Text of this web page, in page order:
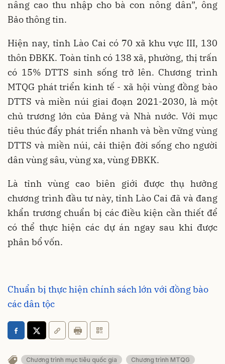
nâng cao thu nhập cho bà con nông dân”, ông
Bảo thông tin.
Hiện nay, tỉnh Lào Cai có 70 xã khu vực III, 130
thôn ĐBKK. Toàn tỉnh có 138 xã, phường, thị trấn
có 15% DTTS sinh sống trở lên. Chương trình
MTQG phát triển kinh tế - xã hội vùng đồng bào
DTTS và miền núi giai đoạn 2021-2030, là một
chủ trương lớn của Đảng và Nhà nước.Với mục
tiêu thúc đẩy phát triển nhanh và bền vững vùng
DTTS và miền núi, cải thiện đời sống cho người
dân vùng sâu, vùng xa, vùng ĐBKK.
Là tỉnh vùng cao biên giới được thụ hưởng
chương trình đầu tư này, tỉnh Lào Cai đã và đang
khẩn trương chuẩn bị các điều kiện cần thiết để
có thể thực hiện các dự án ngay sau khi được
phân bổ vốn.
Chuẩn bị thực hiện chính sách lớn với đồng bào
các dân tộc
Chương trình mục tiêu quốc gia
Chương trình MTQG